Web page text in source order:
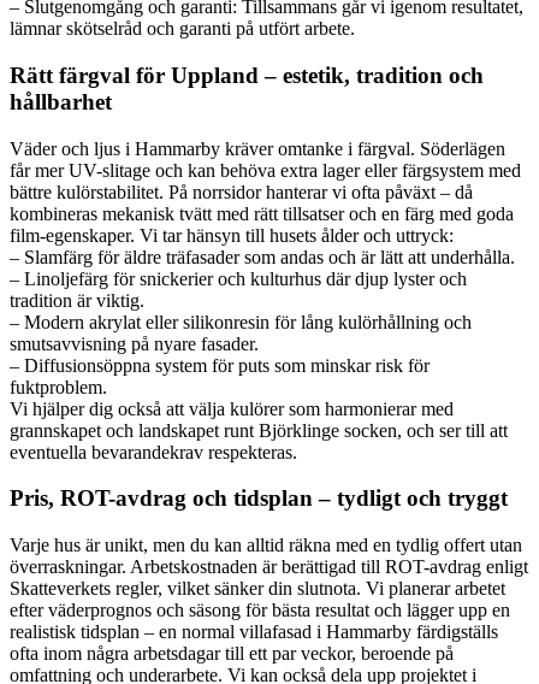
– Slutgenomgång och garanti: Tillsammans går vi igenom resultatet,
lämnar skötselråd och garanti på utfört arbete.
Rätt färgval för Uppland – estetik, tradition och
hållbarhet
Väder och ljus i Hammarby kräver omtanke i färgval. Söderlägen
får mer UV-slitage och kan behöva extra lager eller färgsystem med
bättre kulörstabilitet. På norrsidor hanterar vi ofta påväxt – då
kombineras mekanisk tvätt med rätt tillsatser och en färg med goda
film-egenskaper. Vi tar hänsyn till husets ålder och uttryck:
– Slamfärg för äldre träfasader som andas och är lätt att underhålla.
– Linoljefärg för snickerier och kulturhus där djup lyster och
tradition är viktig.
– Modern akrylat eller silikonresin för lång kulörhållning och
smutsavvisning på nyare fasader.
– Diffusionsöppna system för puts som minskar risk för
fuktproblem.
Vi hjälper dig också att välja kulörer som harmonierar med
grannskapet och landskapet runt Björklinge socken, och ser till att
eventuella bevarandekrav respekteras.
Pris, ROT-avdrag och tidsplan – tydligt och tryggt
Varje hus är unikt, men du kan alltid räkna med en tydlig offert utan
överraskningar. Arbetskostnaden är berättigad till ROT-avdrag enligt
Skatteverkets regler, vilket sänker din slutnota. Vi planerar arbetet
efter väderprognos och säsong för bästa resultat och lägger upp en
realistisk tidsplan – en normal villafasad i Hammarby färdigställs
ofta inom några arbetsdagar till ett par veckor, beroende på
omfattning och underarbete. Vi kan också dela upp projektet i